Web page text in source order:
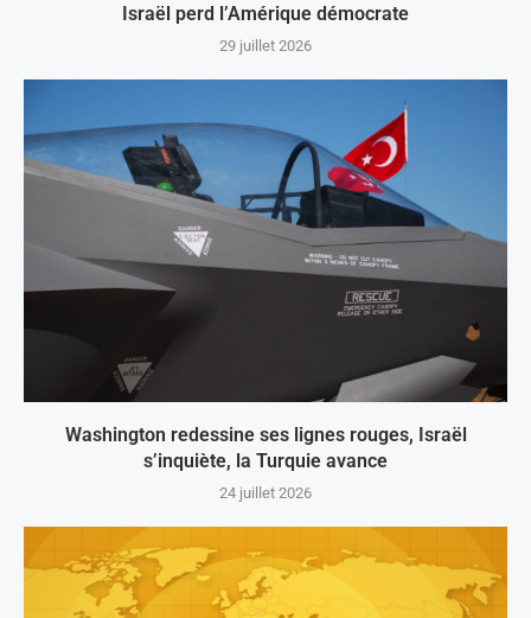
Israël perd l’Amérique démocrate
29 juillet 2026
Washington redessine ses lignes rouges, Israël
s’inquiète, la Turquie avance
24 juillet 2026